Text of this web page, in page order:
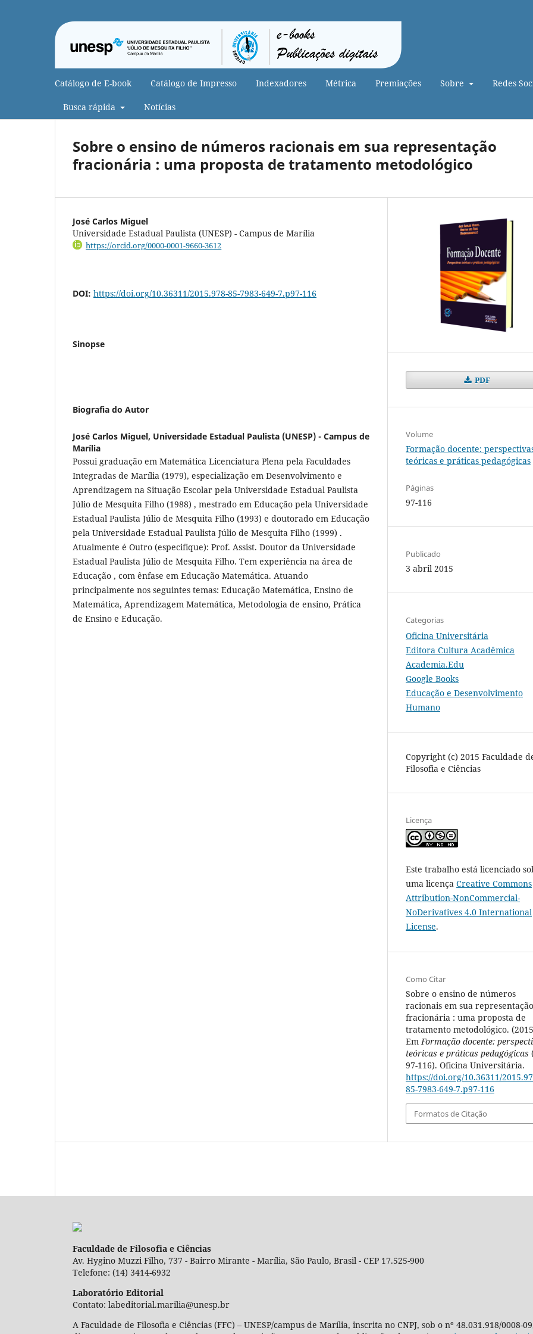
Catálogo de E-book Catálogo de Impresso Indexadores Métrica Premiações Sobre Redes
Busca rápida Notícias
Sobre o ensino de números racionais em sua representação
fracionária : uma proposta de tratamento metodológico
José Carlos Miguel
Universidade Estadual Paulista (UNESP) - Campus de Marília
https://orcid.org/0000-0001-9660-3612
DOI: https://doi.org/10.36311/2015.978-85-7983-649-7.p97-116
Sinopse
Biografia do Autor
José Carlos Miguel, Universidade Estadual Paulista (UNESP) - Campus de
Marília
Possui graduação em Matemática Licenciatura Plena pela Faculdades
Integradas de Marília (1979), especialização em Desenvolvimento e
Aprendizagem na Situação Escolar pela Universidade Estadual Paulista
Júlio de Mesquita Filho (1988) , mestrado em Educação pela Universidade
Estadual Paulista Júlio de Mesquita Filho (1993) e doutorado em Educação
pela Universidade Estadual Paulista Júlio de Mesquita Filho (1999) .
Atualmente é Outro (especifique): Prof. Assist. Doutor da Universidade
Estadual Paulista Júlio de Mesquita Filho. Tem experiência na área de
Educação , com ênfase em Educação Matemática. Atuando
principalmente nos seguintes temas: Educação Matemática, Ensino de
Matemática, Aprendizagem Matemática, Metodologia de ensino, Prática
de Ensino e Educação.
PDF
Volume
Formação docente:
teóricas e práticas pedagógicas
Páginas
97-116
Publicado
3 abril 2015
Categorias
Oficina Universitária
Editora Cultura Acadêmica
Academia.Edu
Google Books
Educação e Desenvolvimento
Humano
Copyright (c) 2015 Faculdade
Filosofia e Ciências
Licença
Este trabalho está licenciado
uma licença Creative Commons
Attribution-NonCommercial-
NoDerivatives 4.0 International
License.
Como Citar
Sobre o ensino de números
racionais em sua representação
fracionária : uma proposta de
tratamento metodológico.
EmFormação docente:
teóricas e práticas pedagógicas
97-116). Oficina Universitária.
https://doi.org/10.36311/
85-7983-649-7.p97-116
Formatos de Citação
Faculdade de Filosofia e Ciências
Av. Hygino Muzzi Filho, 737 - Bairro Mirante - Marília, São Paulo, Brasil - CEP 17.525-900
Telefone: (14) 3414-6932
Laboratório Editorial
Contato: labeditorial.marilia@unesp.br
A Faculdade de Filosofia e Ciências (FFC) – UNESP/campus de Marília, inscrita no CNPJ, sob o nº 48.031.918/0008-